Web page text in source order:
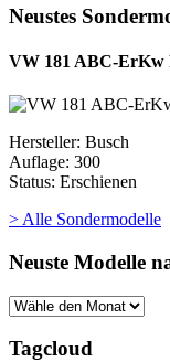
Neustes
VW 181 ABC-ErKw
Hersteller: Busch
Auflage: 300
Status: Erschienen
> Alle Sondermodelle
Neuste Modelle
Tagcloud